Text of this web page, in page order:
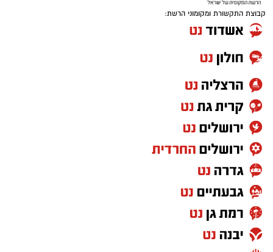
קבוצת התקשורת ומקומוני הרשת: